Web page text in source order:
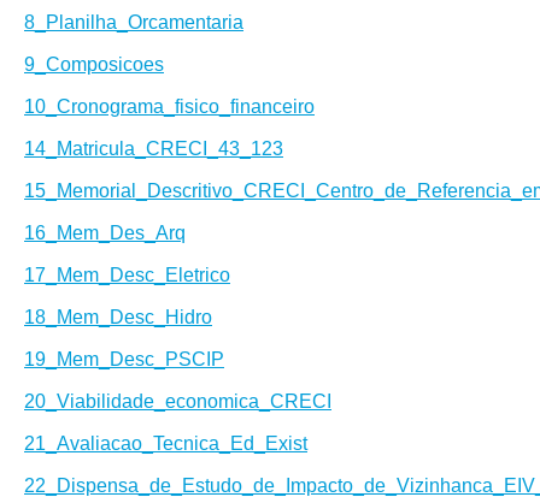
8_Planilha_Orcamentaria
9_Composicoes
10_Cronograma_fisico_financeiro
14_Matricula_CRECI_43_123
16_Mem_Des_Arq
17_Mem_Desc_Eletrico
18_Mem_Desc_Hidro
19_Mem_Desc_PSCIP
20_Viabilidade_economica_CRECI
21_Avaliacao_Tecnica_Ed_Exist